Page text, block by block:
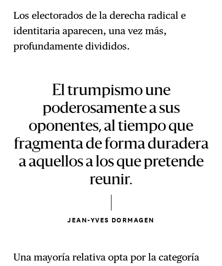
Los electorados de la derecha radical e
identitaria aparecen, una vez más,
profundamente divididos.
El trumpismo une
poderosamente a sus
oponentes, al tiempo que
fragmenta de forma duradera
a aquellos a los que pretende
reunir.
JEAN-YVES DORMAGEN
Una mayoría relativa opta por la categoría